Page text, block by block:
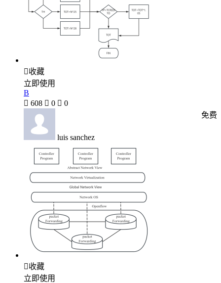
收藏
立即使用
B
 608  0  0
luis sanchez
免费
收藏
立即使用